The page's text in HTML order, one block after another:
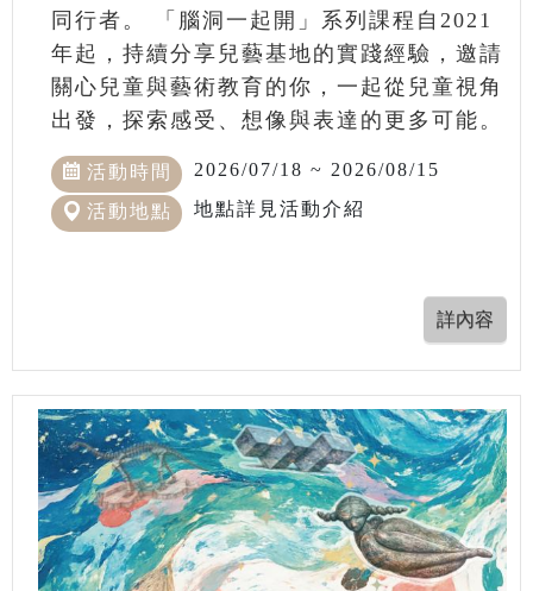
同行者。 「腦洞一起開」系列課程自2021
年起，持續分享兒藝基地的實踐經驗，邀請
關心兒童與藝術教育的你，一起從兒童視角
出發，探索感受、想像與表達的更多可能。
活動時間 2026/07/18 ~ 2026/08/15
活動地點 地點詳見活動介紹